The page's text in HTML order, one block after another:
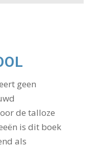
geen
de talloze
is dit boek
als